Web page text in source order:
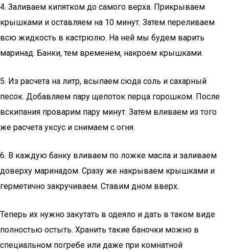
4. Заливаем кипятком до самого верха. Прикрываем
крышками и оставляем на 10 минут. Затем переливаем
всю жидкость в кастрюлю. На ней мы будем варить
маринад. Банки, тем временем, накроем крышками.
5. Из расчета на литр, всыпаем сюда соль и сахарный
песок. Добавляем пару щепоток перца горошком. После
вскипания проварим пару минут. Затем вливаем из того
же расчета уксус и снимаем с огня.
6. В каждую банку вливаем по ложке масла и заливаем
доверху маринадом. Сразу же накрываем крышками и
герметично закручиваем. Ставим дном вверх.
Теперь их нужно закутать в одеяло и дать в таком виде
полностью остыть. Хранить такие баночки можно в
специальном погребе или даже при комнатной